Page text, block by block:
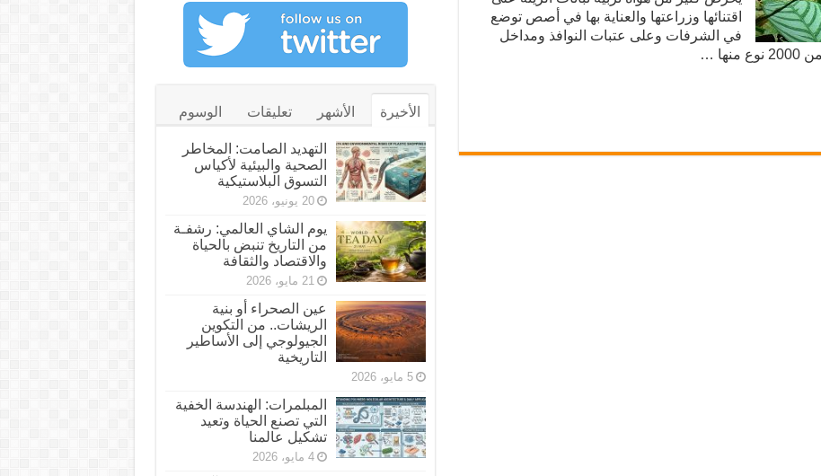
اقتنائها وزراعتها والعناية بها في أصص توضع
في الشرفات وعلى عتبات النوافذ ومداخل
…
الأخيرة الأشهر تعليقات الوسوم
التهديد الصامت: المخاطر
الصحية والبيئية لأكياس
التسوق البلاستيكية
20 يونيو، 2026
يوم الشاي العالمي: رشفـة
من التاريخ تنبض بالحياة
والاقتصاد والثقافة
21 مايو، 2026
عين الصحراء أو بنية
الريشات.. من التكوين
الجيولوجي إلى الأساطير
التاريخية
5 مايو، 2026
المبلمرات: الهندسة الخفية
التي تصنع الحياة وتعيد
تشكيل عالمنا
4 مايو، 2026